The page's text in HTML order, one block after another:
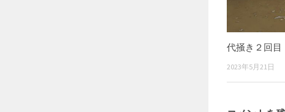
代掻き２回目
2023年5月21日